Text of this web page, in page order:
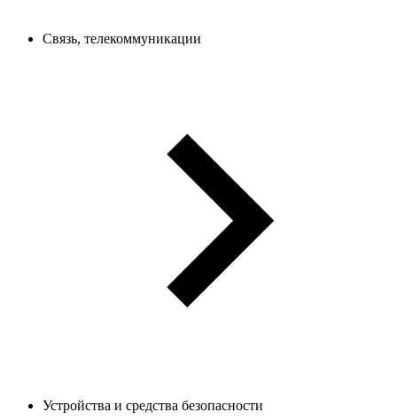
Связь, телекоммуникации
Устройства и средства безопасности